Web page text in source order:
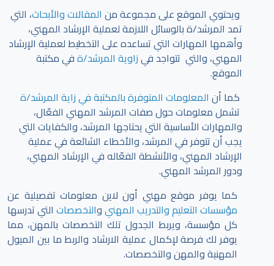
ويحتوي الموقع على مجموعة من المقالات والأبحاث، التي
تمد المرشد/ة بالوسائل اللازمة لعملية الإرشاد المهني،
وأهمها المهارات التي تساعده على التخطيط لعملية الإرشاد
المهني، والتي تتواجد فيزاوية المرشد/ةفي مكتبة
الموقع.
كما أن المعلومات المتوفرة بالمكتبة في زاية المرشد/ة
تشمل معلومات حول صفات المرشد المهني الفعّال،
والمهارات الأساسية التي يحتاجها المرشد، والكفايات التي
يجب أن تتوفر في المرشد، والأخطاء الشائعة في عملية
الإرشاد المهني، والأنشطة الفعّاله في الإرشاد المهني،
ودور المرشد المهني.
كما يوفر موقع مهني أون لاين معلومات تفصيلية عن
مؤسسات التعليم والتدريب المهنيوالتخصصات التي تدرسها
كل مؤسسة، ويربط الجدول تلك التخصصات بالمهن، مما
يوفر لك فرصة لإكمال عملية الارشاد والربط ما بين الميول
المهنية والمهن والتخصصات.